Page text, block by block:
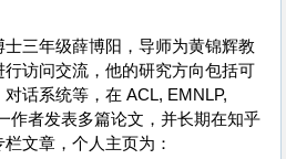
三年级薛博阳，导师为黄锦辉教
访问交流，他的研究方向包括可
话系统等，在 ACL, EMNLP,
作者发表多篇论文，并长期在知乎
文章，个人主页为：